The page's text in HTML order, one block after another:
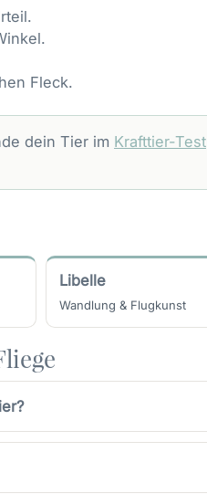
Fleck.
dein Tier im Krafttier-Test
Libelle
Wandlung & Flugkunst